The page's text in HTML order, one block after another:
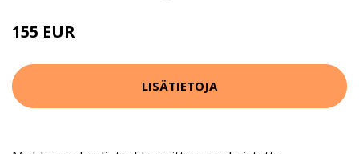
155 EUR
LISÄTIETOJA